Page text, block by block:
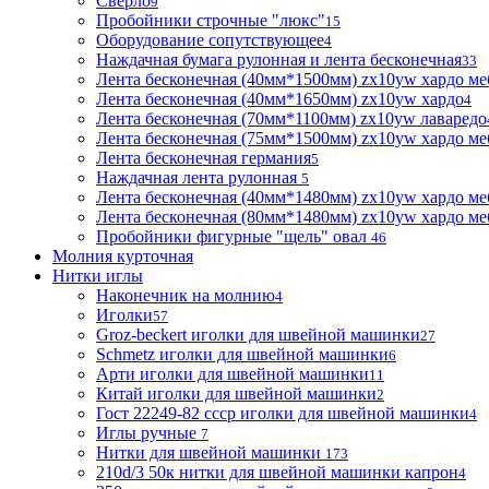
Пробойники строчные "люкс"15
Оборудование сопутствующее4
Наждачная бумага рулонная и лента бесконечная33
Лента бесконечная (40мм*1500мм) zx10yw хардо
Лента бесконечная (40мм*1650мм) zx10yw хардо4
Лента бесконечная (70мм*1100мм) zx10yw лаваредо
Лента бесконечная (75мм*1500мм) zx10yw хардо
Лента бесконечная германия5
Наждачная лента рулонная 5
Лента бесконечная (40мм*1480мм) zx10yw хардо
Лента бесконечная (80мм*1480мм) zx10yw хардо
Пробойники фигурные "щель" овал 46
Молния курточная
Нитки иглы
Наконечник на молнию4
Иголки57
Groz-beckert иголки для швейной машинки27
Schmetz иголки для швейной машинки6
Арти иголки для швейной машинки11
Китай иголки для швейной машинки2
Гост 22249-82 ссср иголки для швейной машинки4
Иглы ручные 7
Нитки для швейной машинки 173
210d/3 50к нитки для швейной машинки капрон4